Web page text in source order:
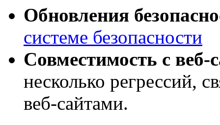
Обновления
системе безопасности
Совместимость с веб-
несколько регрессий,
веб-сайтами.